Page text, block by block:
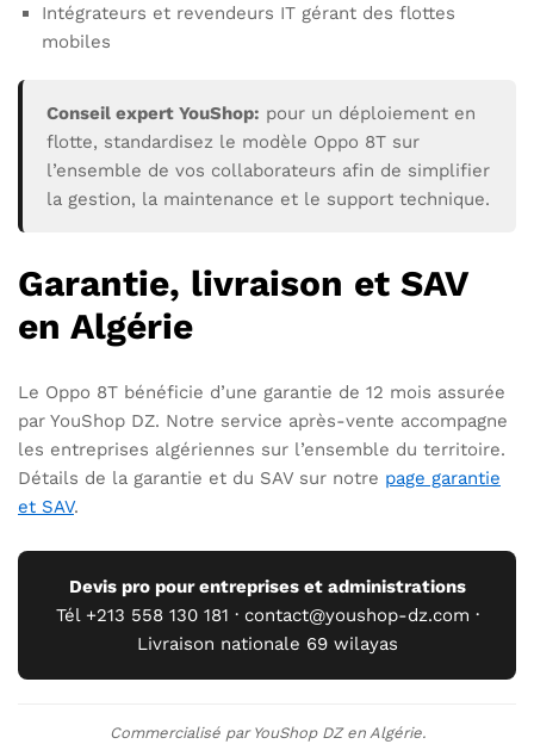
Intégrateurs et revendeurs IT gérant des flottes
mobiles
Conseil expert YouShop: pour un déploiement en
flotte, standardisez le modèle Oppo 8T sur
l’ensemble de vos collaborateurs afin de simplifier
la gestion, la maintenance et le support technique.
Garantie, livraison et SAV
en Algérie
Le Oppo 8T bénéficie d’une garantie de 12 mois assurée
par YouShop DZ. Notre service après-vente accompagne
les entreprises algériennes sur l’ensemble du territoire.
Détails de la garantie et du SAV sur notre page garantie
et SAV.
Devis pro pour entreprises et administrations
Tél +213 558 130 181 · contact@youshop-dz.com ·
Livraison nationale 69 wilayas
Commercialisé par YouShop DZ en Algérie.